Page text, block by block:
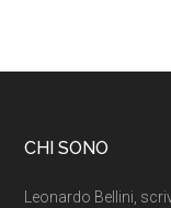
CHI SONO
Leonardo Bellini,